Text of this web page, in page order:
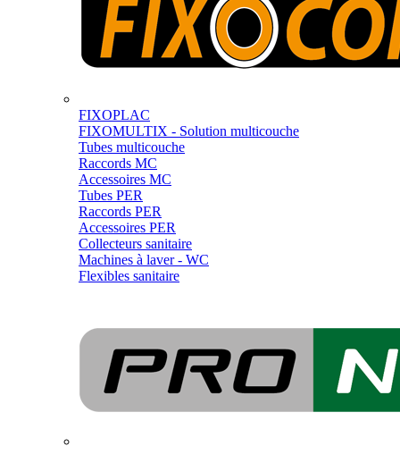
FIXOPLAC
FIXOMULTIX - Solution multicouche
Tubes multicouche
Raccords MC
Accessoires MC
Tubes PER
Raccords PER
Accessoires PER
Collecteurs sanitaire
Machines à laver - WC
Flexibles sanitaire